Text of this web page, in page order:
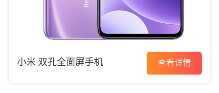
小米 双孔全面屏手机 查看详情